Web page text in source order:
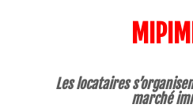
Les locataires
marché